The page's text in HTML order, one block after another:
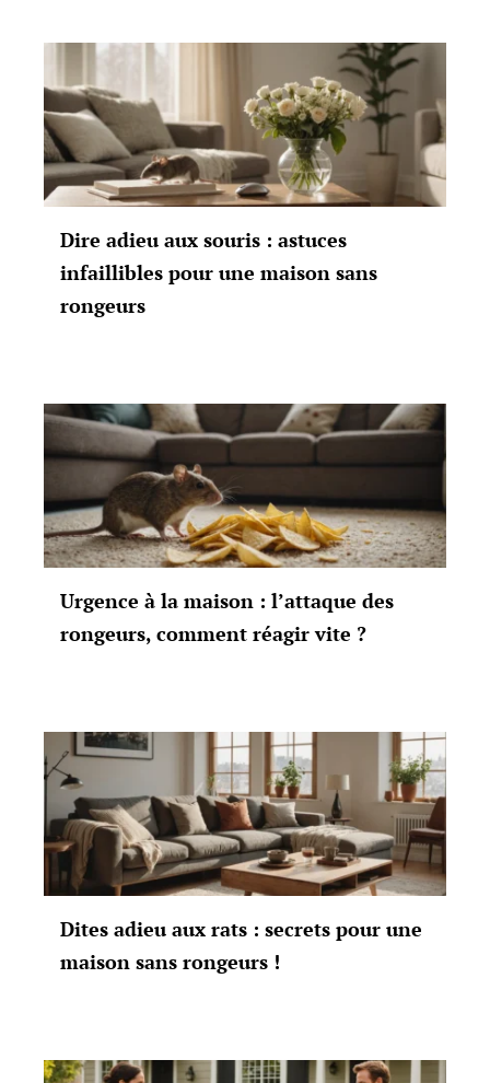
Dire adieu aux souris : astuces
infaillibles pour une maison sans
rongeurs
Urgence à la maison : l’attaque des
rongeurs, comment réagir vite ?
Dites adieu aux rats : secrets pour une
maison sans rongeurs !